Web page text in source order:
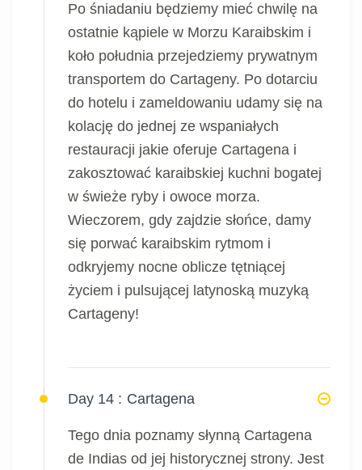
Po śniadaniu będziemy mieć chwilę na
ostatnie kąpiele w Morzu Karaibskim i
koło południa przejedziemy prywatnym
transportem do Cartageny. Po dotarciu
do hotelu i zameldowaniu udamy się na
kolację do jednej ze wspaniałych
restauracji jakie oferuje Cartagena i
zakosztować karaibskiej kuchni bogatej
w świeże ryby i owoce morza.
Wieczorem, gdy zajdzie słońce, damy
się porwać karaibskim rytmom i
odkryjemy nocne oblicze tętniącej
życiem i pulsującej latynoską muzyką
Cartageny!
Day 14 : Cartagena
Tego dnia poznamy słynną Cartagena
de Indias od jej historycznej strony. Jest